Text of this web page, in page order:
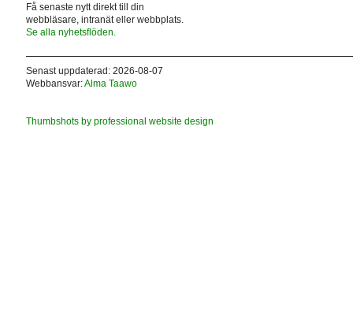
Få senaste nytt direkt till din
webbläsare, intranät eller webbplats.
Se alla nyhetsflöden.
Senast uppdaterad: 2026-08-07
Webbansvar:Alma Taawo
Thumbshots by professional website design